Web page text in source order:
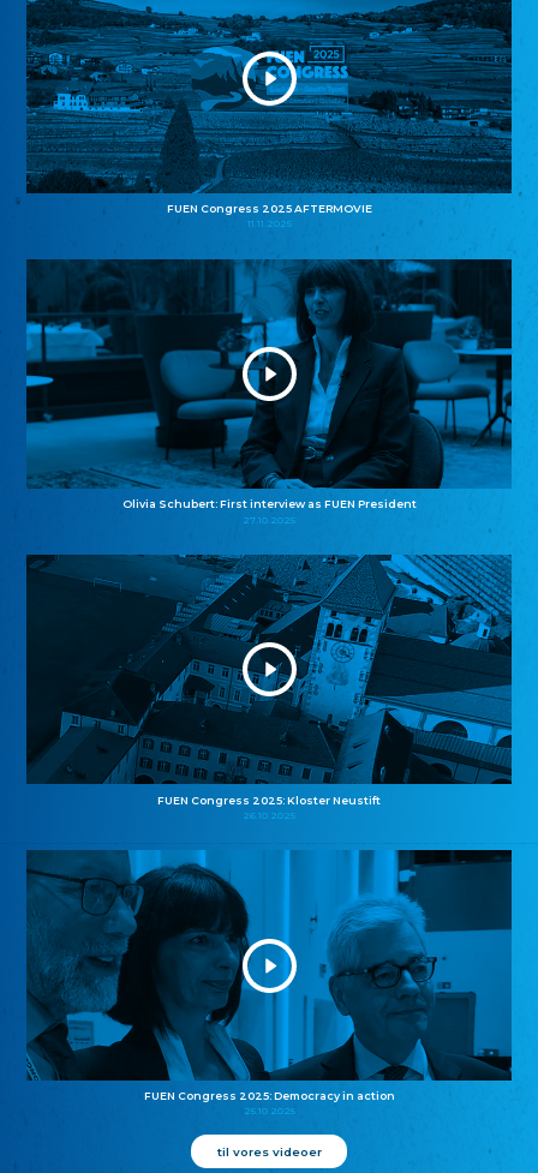
FUEN Congress 2025 AFTERMOVIE
11.11.2025
Olivia Schubert: First interview as FUEN President
27.10.2025
FUEN Congress 2025: Kloster Neustift
26.10.2025
FUEN Congress 2025: Democracy in action
25.10.2025
til vores videoer